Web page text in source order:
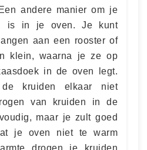
andere manier om je
is in je oven. Je kunt
aan een rooster of
klein, waarna je ze op
in de oven legt.
kruiden elkaar niet
van kruiden in de
maar je zult goed
je oven niet te warm
drogen je kruiden